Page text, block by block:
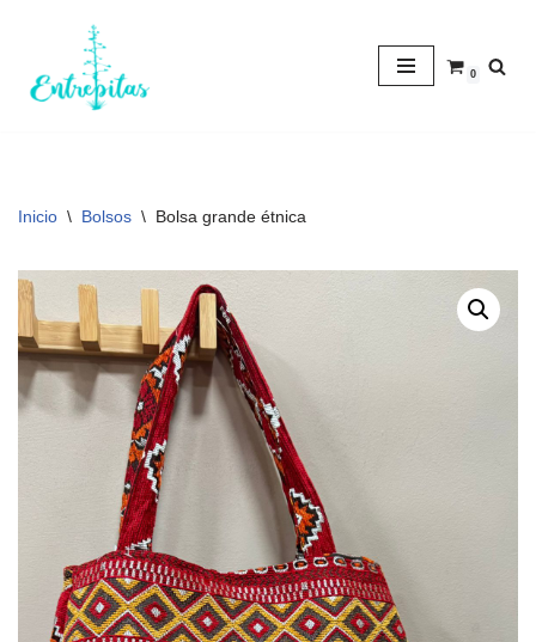
al
0
Inicio \ Bolsos \ Bolsa grande étnica